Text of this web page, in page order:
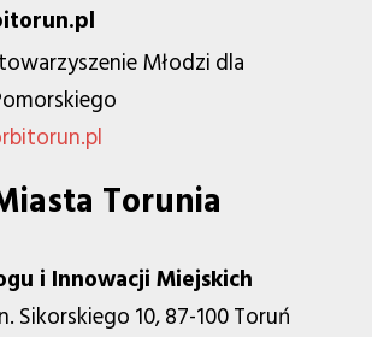
Młodzi dla
Torunia
i Innowacji Miejskich
Sikorskiego 10, 87-100 Toruń